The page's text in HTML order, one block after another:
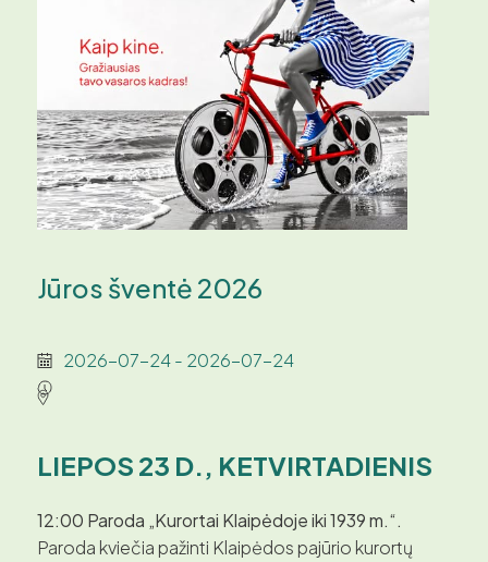
Jūros šventė 2026
2026-07-24 - 2026-07-24
LIEPOS 23 D., KETVIRTADIENIS
12:00 Paroda „Kurortai Klaipėdoje iki 1939 m.“.
Paroda kviečia pažinti Klaipėdos pajūrio kurortų